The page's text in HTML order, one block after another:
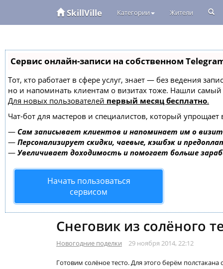
SkillVille Категории Жители
Сервис онлайн-записи на собственном
Тот, кто работает в сфере услуг, знает — без ведения
но и напоминать клиентам о визитах тоже. Нашли
Для новых пользователей первый месяц бесплатно.
Чат-бот для мастеров и специалистов, который упрощает
— Сам записывает клиентов и напоминает им о
— Персонализирует скидки, чаевые, кэшбэк и
— Увеличивает доходимость и помогает больше
Начать пользоваться
сервисом
Снеговик из солёного
Новогодние поделки 29 ноября 2014, 22:12
Готовим солёное тесто. Для этого берём